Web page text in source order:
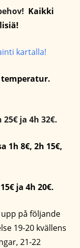
Kaikki
kartalla!
temperatur.
25€ ja 4h 32€.
1h 8€, 2h 15€,
ja 4h 20€.
på följande
19-20 kvällens
21-22